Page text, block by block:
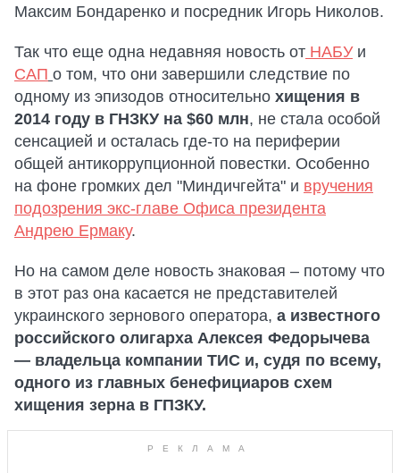
Максим Бондаренко и посредник Игорь Николов.
Так что еще одна недавняя новость от НАБУи
САП о том, что они завершили следствие по
одному из эпизодов относительно хищения в
2014 году в ГНЗКУ на $60 млн, не стала особой
сенсацией и осталась где-то на периферии
общей антикоррупционной повестки. Особенно
на фоне громких дел "Миндичгейта" и вручения
подозрения экс-главе Офиса президента
Андрею Ермаку.
Но на самом деле новость знаковая – потому что
в этот раз она касается не представителей
украинского зернового оператора, а известного
российского олигарха Алексея Федорычева
— владельца компании ТИС и, судя по всему,
одного из главных бенефициаров схем
хищения зерна в ГПЗКУ.